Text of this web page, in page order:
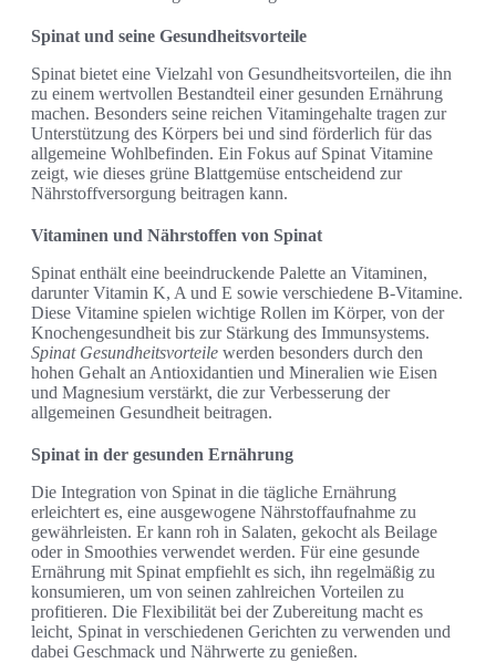
Spinat und seine Gesundheitsvorteile
Spinat bietet eine Vielzahl von Gesundheitsvorteilen, die ihn
zu einem wertvollen Bestandteil einer gesunden Ernährung
machen. Besonders seine reichen Vitamingehalte tragen zur
Unterstützung des Körpers bei und sind förderlich für das
allgemeine Wohlbefinden. Ein Fokus auf Spinat Vitamine
zeigt, wie dieses grüne Blattgemüse entscheidend zur
Nährstoffversorgung beitragen kann.
Vitaminen und Nährstoffen von Spinat
Spinat enthält eine beeindruckende Palette an Vitaminen,
darunter Vitamin K, A und E sowie verschiedene B-Vitamine.
Diese Vitamine spielen wichtige Rollen im Körper, von der
Knochengesundheit bis zur Stärkung des Immunsystems.
Spinat Gesundheitsvorteile werden besonders durch den
hohen Gehalt an Antioxidantien und Mineralien wie Eisen
und Magnesium verstärkt, die zur Verbesserung der
allgemeinen Gesundheit beitragen.
Spinat in der gesunden Ernährung
Die Integration von Spinat in die tägliche Ernährung
erleichtert es, eine ausgewogene Nährstoffaufnahme zu
gewährleisten. Er kann roh in Salaten, gekocht als Beilage
oder in Smoothies verwendet werden. Für eine gesunde
Ernährung mit Spinat empfiehlt es sich, ihn regelmäßig zu
konsumieren, um von seinen zahlreichen Vorteilen zu
profitieren. Die Flexibilität bei der Zubereitung macht es
leicht, Spinat in verschiedenen Gerichten zu verwenden und
dabei Geschmack und Nährwerte zu genießen.